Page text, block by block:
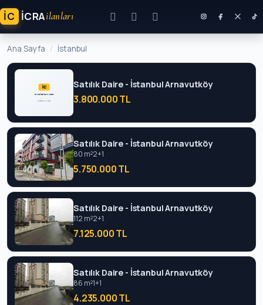
İC ICRAilanları
Ana Sayfa İstanbul
Satılık Daire - İstanbul Arnavutköy
3.800.000 TL
Satılık Daire - İstanbul Arnavutköy
80 m²2+1
5.750.000 TL
Satılık Daire - İstanbul Arnavutköy
112 m²2+1
7.125.000 TL
Satılık Daire - İstanbul Arnavutköy
86 m²1+1
4.235.000 TL